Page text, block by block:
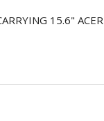
15.6" ACER